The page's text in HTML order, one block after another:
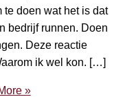
te doen wat het is dat
bedrijf runnen. Doen
Deze reactie
ik wel kon. […]
»